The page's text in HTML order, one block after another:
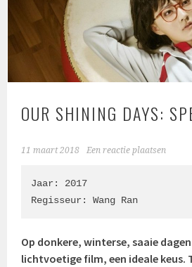
OUR SHINING DAYS:
11 maart 2018 Een reactie plaatsen
Jaar: 2017
Regisseur: Wang Ran
Op donkere, winterse, saaie
lichtvoetige film, een ideale keus.